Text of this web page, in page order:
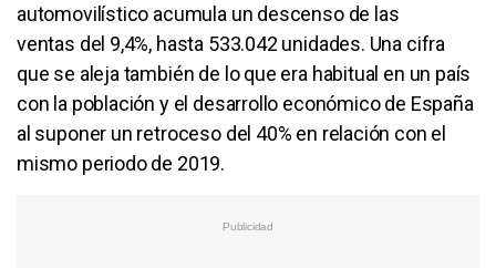
automovilístico acumula un descenso de las
ventas del 9,4%, hasta 533.042 unidades. Una cifra
que se aleja también de lo que era habitual en un país
con la población y el desarrollo económico de España
al suponer un retroceso del 40% en relación con el
mismo periodo de 2019.